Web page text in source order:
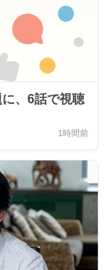
、6話で視聴
1時間前